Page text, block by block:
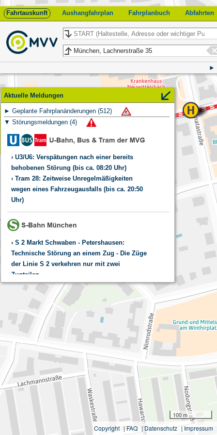
100 m
Copyright | FAQ |Datenschutz | Impressum
Fahrtauskunft Aushangfahrplan Fahrplanbuch Abfahrten
Start
Ziel
Feedback
Aktuelle Meldungen
Geplante Fahrplanänderungen (512)
Störungsmeldungen (4)
U3/U6: Verspätungen nach einer bereits
behobenen Störung (bis ca. 08:20 Uhr)
Tram 28: Zeitweise Unregelmäßigkeiten
wegen eines Fahrzeugausfalls (bis ca. 20:50
Uhr)
S 2 Markt Schwaben - Petershausen:
Technische Störung an einem Zug - Die Züge
der Linie S 2 verkehren nur mit zwei
Zugteilen.
RE 1: Nürnberg Hbf - Ingolstadt Hbf /
München Hbf Linie RE1 - Eingeschränkte
Fahrzeugverfügbarkeit / Zugausfälle und
Ersatzverkehr